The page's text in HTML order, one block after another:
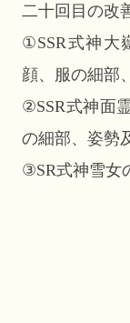
二十回目の改
①SSR式神大
顔、服の細部
②SSR式神面
の細部、姿勢
③SR式神雪女